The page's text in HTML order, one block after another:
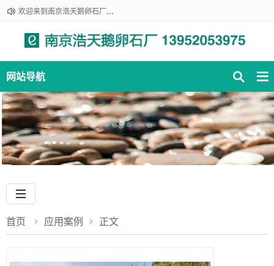
欢迎来到南京浩天鹅卵石厂！咨询热线：139-520-53975
网站导航
首页 应用案例 正文